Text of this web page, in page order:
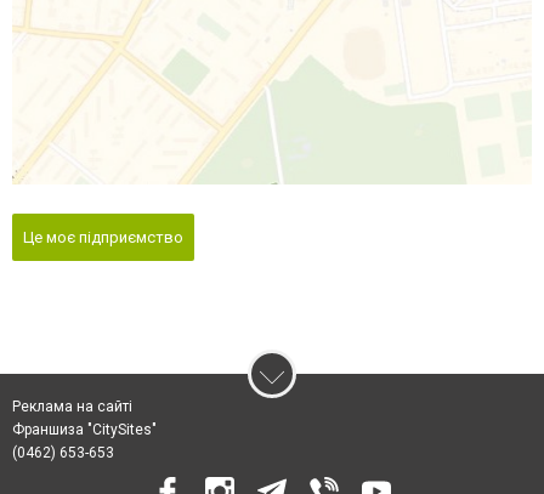
Це моє підприємство
Реклама на сайті
Франшиза "CitySites"
(0462) 653-653